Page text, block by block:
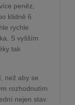
peněz,
klidně 6
rychle
S vyšším
tak
než aby se
rozhodnutím
nejen stav